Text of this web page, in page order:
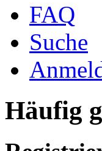
FAQ
Suche
Häufig